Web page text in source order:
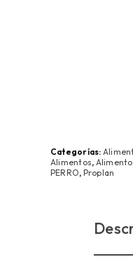
Categorías:
Alimentos,
PERRO, Proplan